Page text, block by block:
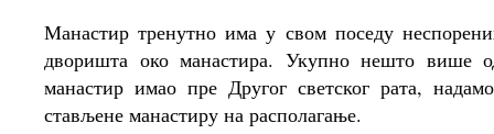
Манастир тренутно има у свом поседу
дворишта око манастира. Укупно нешто више
манастир имао пре Другог светског рата,
стављене манастиру на располагање.